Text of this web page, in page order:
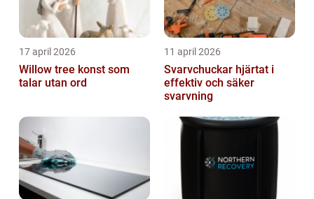
17 april 2026
Willow tree konst som
talar utan ord
11 april 2026
Svarvchuckar hjärtat i
effektiv och säker
svarvning